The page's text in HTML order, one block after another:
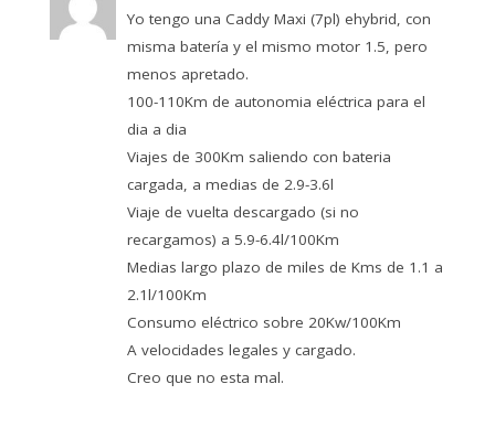
Yo tengo una Caddy Maxi (7pl) ehybrid, con
misma batería y el mismo motor 1.5, pero
menos apretado.
100-110Km de autonomia eléctrica para el
dia a dia
Viajes de 300Km saliendo con bateria
cargada, a medias de 2.9-3.6l
Viaje de vuelta descargado (si no
recargamos) a 5.9-6.4l/100Km
Medias largo plazo de miles de Kms de 1.1 a
2.1l/100Km
Consumo eléctrico sobre 20Kw/100Km
A velocidades legales y cargado.
Creo que no esta mal.